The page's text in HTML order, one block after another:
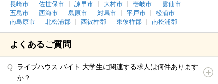
長崎市 佐世保市 諫早市 大村市 壱岐市
雲仙市
五島市
西海市 島原市 対馬市 平戸市
松浦市
南島原市
北松浦郡 西彼杵郡 東彼杵郡 南松浦郡
よくあるご質問
ライブハウス バイト 大学生に関連する求人は何件あります
か？